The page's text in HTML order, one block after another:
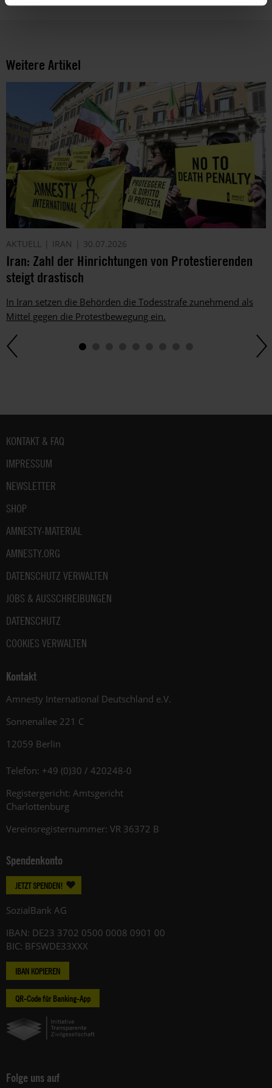
Weitere Artikel
AKTUELL IRAN 30.07.2026
Iran: Zahl der Hinrichtungen von Protestierenden
steigt drastisch
In Iran setzen die Behörden die Todesstrafe zunehmend als
Mittel gegen die Protestbewegung ein.
Fußbereich
KONTAKT & FAQ
IMPRESSUM
NEWSLETTER
SHOP
AMNESTY-MATERIAL
AMNESTY.ORG
DATENSCHUTZ VERWALTEN
JOBS & AUSSCHREIBUNGEN
DATENSCHUTZ
COOKIES VERWALTEN
Kontakt
Amnesty International Deutschland e.V.
Sonnenallee 221 C
12059 Berlin
Telefon: +49 (0)30 / 420248-0
Registergericht: Amtsgericht
Charlottenburg
Vereinsregisternummer: VR 36372 B
Spendenkonto
JETZT SPENDEN!
SozialBank AG
IBAN: DE23 3702 0500 0008 0901 00
BIC: BFSWDE33XXX
IBAN KOPIEREN
QR-Code für Banking-App
Folge uns auf